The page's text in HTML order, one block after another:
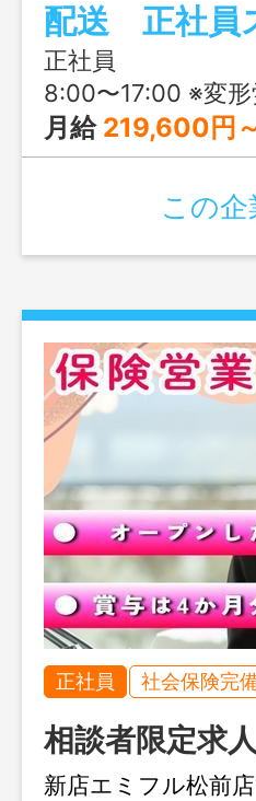
職場見学も随時お
配送 正社員
正社員
8:00〜17:00 ※変
月給 219,600円
この
正社員 社会保険完
相談者限定求人
新店エミフル松前